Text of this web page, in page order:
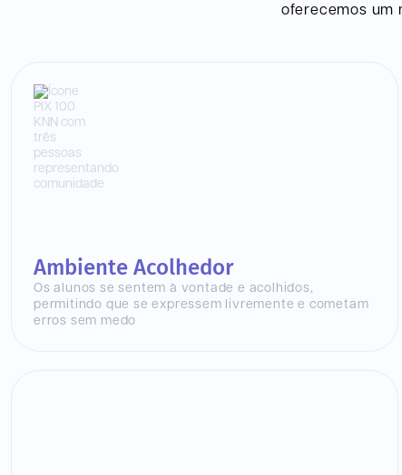
oferecemos um
Ambiente Acolhedor
Os alunos se sentem à vontade e acolhidos,
permitindo que se expressem livremente e cometam
erros sem medo